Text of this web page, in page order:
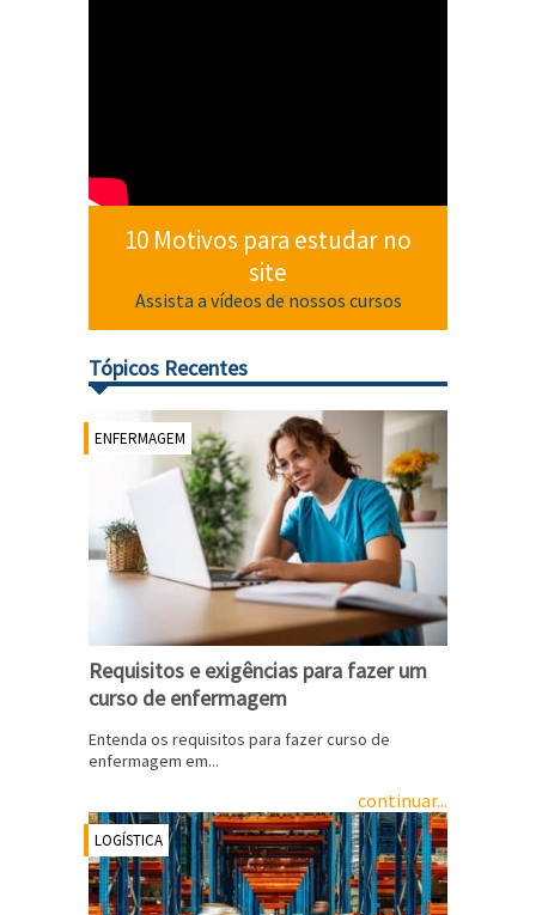
10 Motivos para estudar no
site
Assista a vídeos de nossos cursos
Tópicos Recentes
ENFERMAGEM
Requisitos e exigências para fazer um
curso de enfermagem
Entenda os requisitos para fazer curso de
enfermagem em...
continuar...
LOGÍSTICA